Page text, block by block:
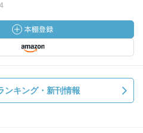
4
ンキング・新刊情報